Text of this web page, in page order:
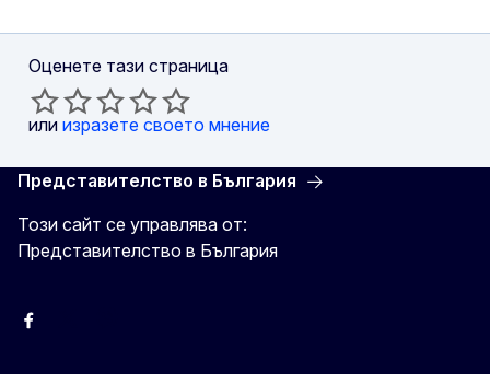
Оценете тази страница
или изразете своето мнение
Представителство в България
Този сайт се управлява от:
Представителство в България
Facebook